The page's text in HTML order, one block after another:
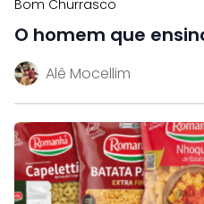
Bom Churrasco
O homem que
Alê Mocellim